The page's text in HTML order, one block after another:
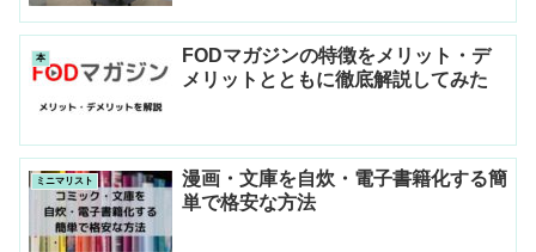
本
FODマガジンの特徴をメリット・デ
メリットとともに徹底解説してみた
ミニマリスト
漫画・文庫を自炊・電子書籍化する簡
単で格安な方法